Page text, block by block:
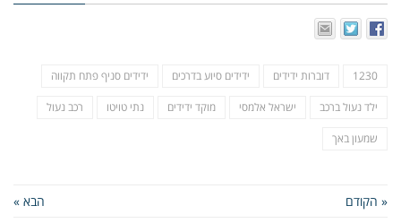
1230 דוברות ידידים ידידים סיוע בדרכים ידידים סניף פתח תקווה
ילד נעול ברכב ישראל אלמסי מוקד ידידים נתי טויטו רכב נעול
שמעון באך
« הקודם הבא »